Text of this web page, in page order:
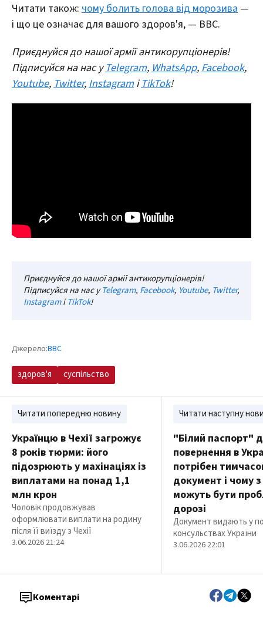
Читати також: чому болить голова від морозива —
і що це означає для вашого здоров'я, — ВВС.
Приєднуйся до нашої армії антикорупціонерів!
Підписуйся на нас уTelegram, WhatsApp, Facebook,
Youtube, Twitter, Instagram і TikTok!
Приєднуйся до нашої армії антикорупціонерів!
Підписуйся на нас уTelegram, Facebook, Youtube, Twitter,
InstagramіTikTok!
Джерело:ВВС
здоров'я суспільство
Читати попередню новину
Українцю в Чехії загрожує
8 років тюрми: його
підозрюють у махінаціях із
виплатами на понад 1,1
млн крон
Чоловік продовжував
оформлювати виплати на родину
після її виїзду з Чехії
3.06.2026 21:24
Читати наступну
"Білий паспорт"
повернення в
потрібен
документ і чому
можуть бути
дорозі
Документ видають у
консульствах України
3.06.2026 22:01
Коментарі